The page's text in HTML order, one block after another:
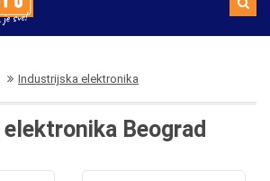
Industrijska elektronika
Beograd